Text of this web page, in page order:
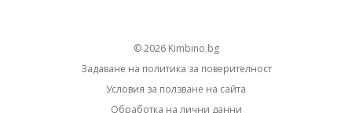
© 2026 kimbino.bg
Задаване на политика за поверителност
Условия за ползване на сайта
Обработка на лични данни